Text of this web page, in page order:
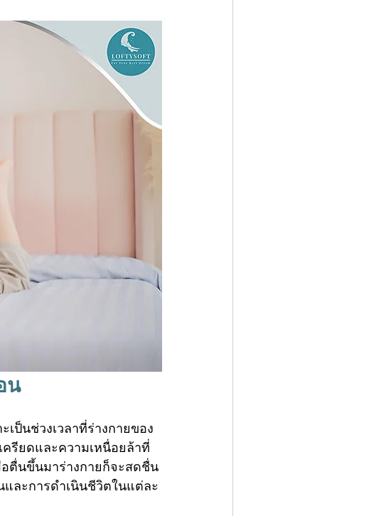
น
ป็นช่วงเวลาที่ร่างกายของ
รียดและความเหนื่อยล้าที่
อตื่นขึ้นมาร่างกายก็จะสดชื่น
ละการดำเนินชีวิตในแต่ละ